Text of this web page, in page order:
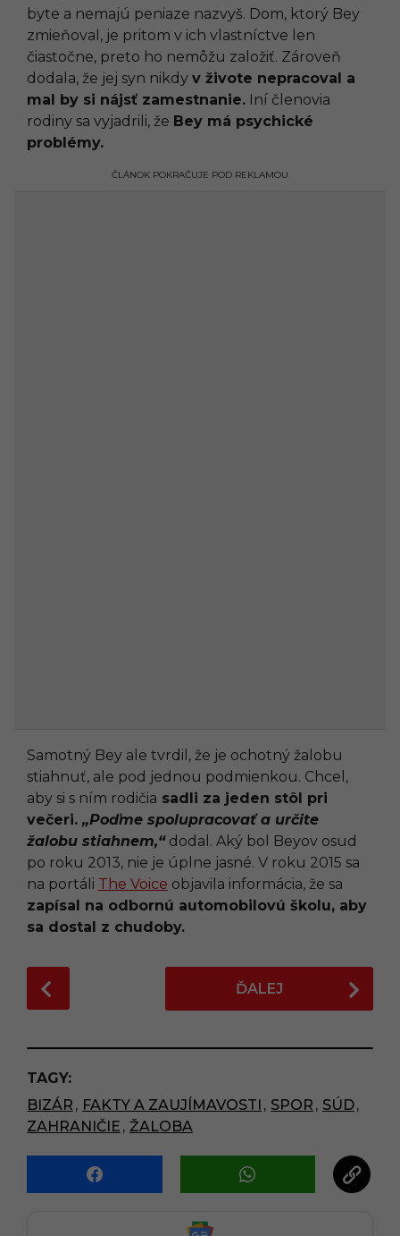
byte a nemajú peniaze nazvyš. Dom, ktorý Bey
zmieňoval, je pritom v ich vlastníctve len
čiastočne, preto ho nemôžu založiť. Zároveň
dodala, že jej syn nikdy v živote nepracoval a
mal by si nájsť zamestnanie. Iní členovia
rodiny sa vyjadrili, že Bey má psychické
problémy.
ČLÁNOK POKRAČUJE POD REKLAMOU
Samotný Bey ale tvrdil, že je ochotný žalobu
stiahnuť, ale pod jednou podmienkou. Chcel,
aby si s ním rodičia sadli za jeden stôl pri
večeri. „Poďme spolupracovať a určite
žalobu stiahnem,“dodal. Aký bol Beyov osud
po roku 2013, nie je úplne jasné. V roku 2015 sa
na portáli The Voice objavila informácia, že sa
zapísal na odbornú automobilovú školu, aby
sa dostal z chudoby.
o
t
P
a
g
i
n
a
ĎALEJ
TAGY:
BIZÁR , FAKTY A ZAUJÍMAVOSTI , SPOR , SÚD,
ZAHRANIČIE , ŽALOBA